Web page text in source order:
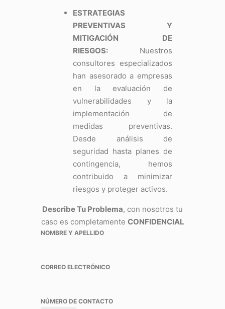
ESTRATEGIAS
PREVENTIVAS Y
MITIGACIÓN DE
RIESGOS:Nuestros
consultores especializados
han asesorado a empresas
en la evaluación de
vulnerabilidades y la
implementación de
medidas preventivas.
Desde análisis de
seguridad hasta planes de
contingencia, hemos
contribuido a minimizar
riesgos y proteger activos.
Describe Tu Problema, con nosotros tu
caso es completamente CONFIDENCIAL
NOMBRE Y APELLIDO
CORREO ELECTRÓNICO
NÚMERO DE CONTACTO